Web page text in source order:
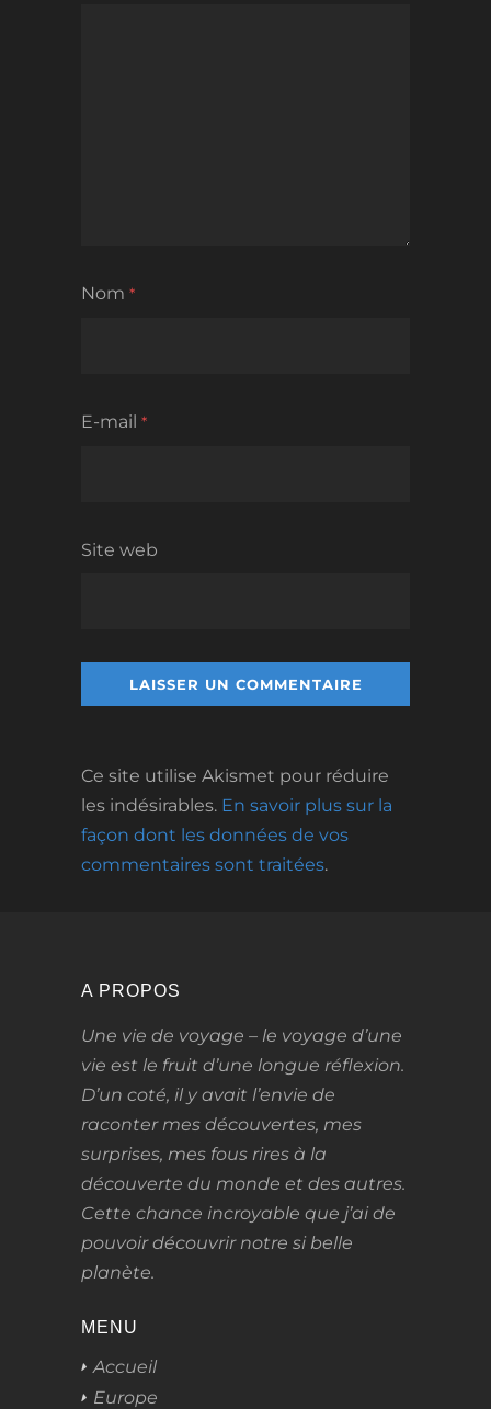
Nom *
E-mail *
Site web
Ce site utilise Akismet pour réduire
les indésirables. En savoir plus sur la
façon dont les données de vos
commentaires sont traitées.
A PROPOS
Une vie de voyage – le voyage d’une
vie est le fruit d’une longue réflexion.
D’un coté, il y avait l’envie de
raconter mes découvertes, mes
surprises, mes fous rires à la
découverte du monde et des autres.
Cette chance incroyable que j’ai de
pouvoir découvrir notre si belle
planète.
MENU
Accueil
Europe